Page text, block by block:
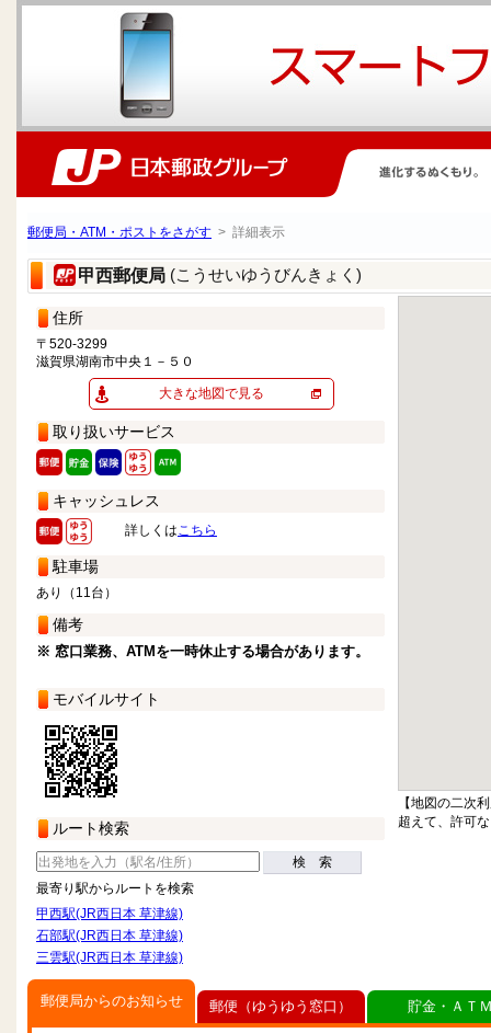
郵便局・ATM・ポストをさがす > 詳細表示
甲西郵便局 (こうせいゆうびんきょく)
住所
〒520-3299
滋賀県湖南市中央１－５０
大きな地図で見る
取り扱いサービス
キャッシュレス
詳しくはこちら
駐車場
あり（11台）
備考
※ 窓口業務、ATMを一時休止する場合があります。
モバイルサイト
ルート検索
検 索
最寄り駅からルートを検索
甲西駅(JR西日本 草津線)
石部駅(JR西日本 草津線)
三雲駅(JR西日本 草津線)
【地図の二次
超えて、許可
郵便局からのお知らせ 郵便（ゆうゆう窓口） 貯金・ＡＴ